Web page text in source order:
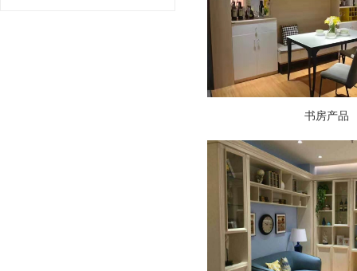
书房产品